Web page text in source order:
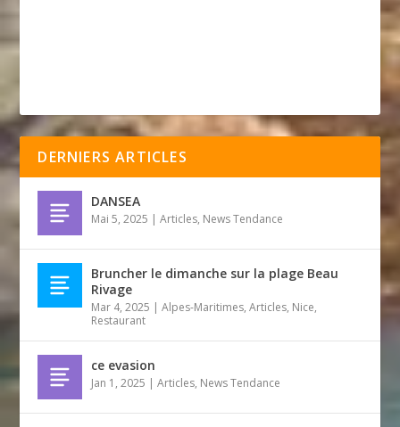
DERNIERS ARTICLES
DANSEA
Mai 5, 2025 |Articles, News Tendance
Bruncher le dimanche sur la plage Beau
Rivage
Mar 4, 2025 |Alpes-Maritimes,Articles, Nice,
Restaurant
ce evasion
Jan 1, 2025 |Articles, News Tendance